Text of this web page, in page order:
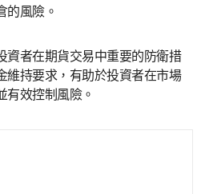
的風險。
資者在期貨交易中重要的防衛措
維持要求，有助於投資者在市場
有效控制風險。